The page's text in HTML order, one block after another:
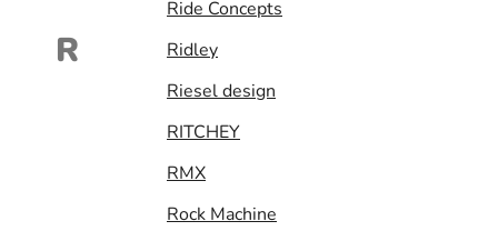
R
Ride Concepts
Ridley
Riesel design
RITCHEY
RMX
Rock Machine